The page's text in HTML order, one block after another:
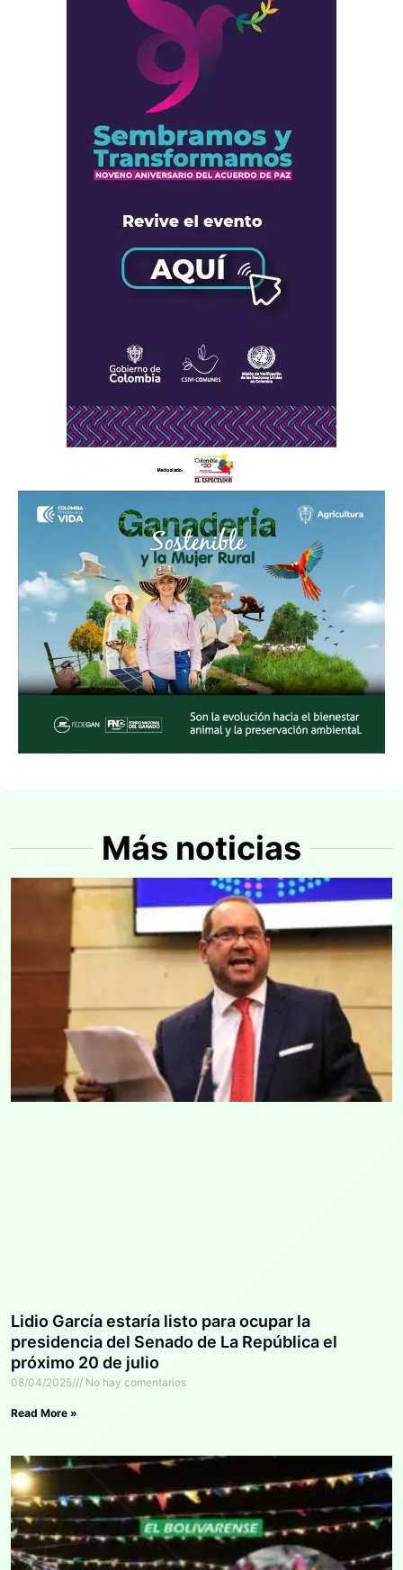
Más noticias
Lidio García estaría listo para ocupar la
presidencia del Senado de La República el
próximo 20 de julio
08/04/2025 No hay comentarios
Read More »